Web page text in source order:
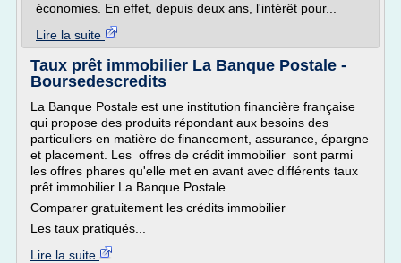
économies. En effet, depuis deux ans, l'intérêt pour...
Lire la suite
Taux prêt immobilier La Banque Postale -
Boursedescredits
La Banque Postale est une institution financière française
qui propose des produits répondant aux besoins des
particuliers en matière de financement, assurance, épargne
et placement. Les offres de crédit immobilier sont parmi
les offres phares qu'elle met en avant avec différents taux
prêt immobilier La Banque Postale.
Comparer gratuitement les crédits immobilier
Les taux pratiqués...
Lire la suite